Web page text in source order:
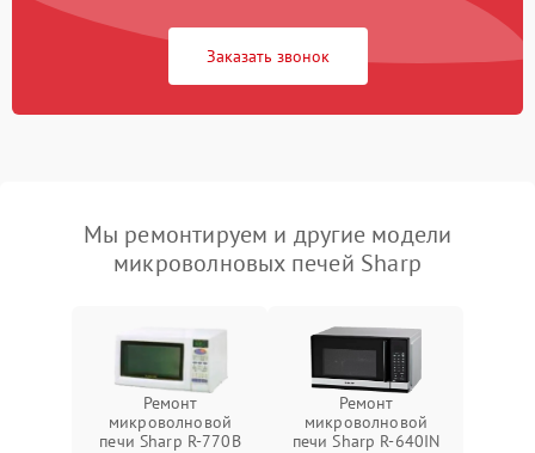
Заказать звонок
Мы ремонтируем и другие модели
микроволновых печей Sharp
Ремонт
микроволновой
печи Sharp R-770B
Ремонт
микроволновой
печи Sharp R-640IN